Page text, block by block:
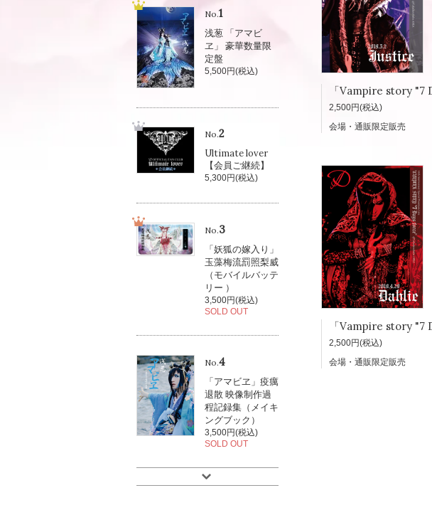
2,500円(税込)
会場・通販限定販売
2,500円(税込)
会場・通販限定販売
No.1
浅葱 「アマビ
ヱ」 豪華数量限
定盤
5,500円(税込)
No.2
Ultimate lover
【会員ご継続】
5,300円(税込)
No.3
「妖狐の嫁入り」
玉藻梅流罰照梨威
（モバイルバッテ
リー ）
3,500円(税込)
SOLD OUT
No.4
「アマビヱ」疫癘
退散 映像制作過
程記録集（メイキ
ングブック）
3,500円(税込)
SOLD OUT